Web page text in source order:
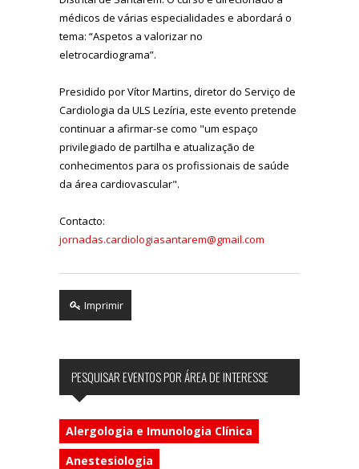
médicos de várias especialidades e abordará o
tema: “Aspetos a valorizar no
eletrocardiograma”.
Presidido por Vítor Martins, diretor do Serviço de
Cardiologia da ULS Lezíria, este evento pretende
continuar a afirmar-se como "um espaço
privilegiado de partilha e atualização de
conhecimentos para os profissionais de saúde
da área cardiovascular".
Contacto:
jornadas.cardiologiasantarem@gmail.com
Imprimir
PESQUISAR EVENTOS POR ÁREA DE INTERESSE
Alergologia e Imunologia Clínica
Anestesiologia